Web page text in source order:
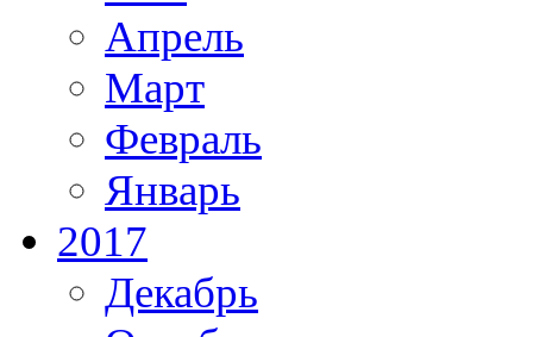
Апрель
Март
Февраль
Январь
2017
Декабрь